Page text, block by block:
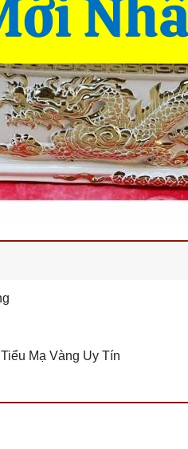
Mạ Vàng Uy Tín